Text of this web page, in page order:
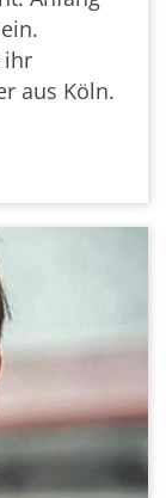
ihr
aus Köln.